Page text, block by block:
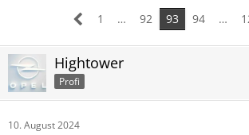
1
… 92 93 94 …
Hightower
Profi
10. August 2024